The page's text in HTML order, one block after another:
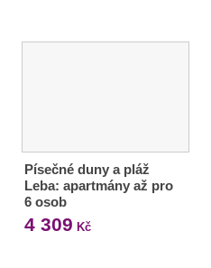
Písečné duny a pláž
Leba: apartmány až pro
6 osob
4 309 Kč